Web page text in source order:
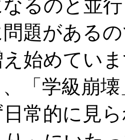
るのと並
題がある
始めてい
「学級崩
常的に見